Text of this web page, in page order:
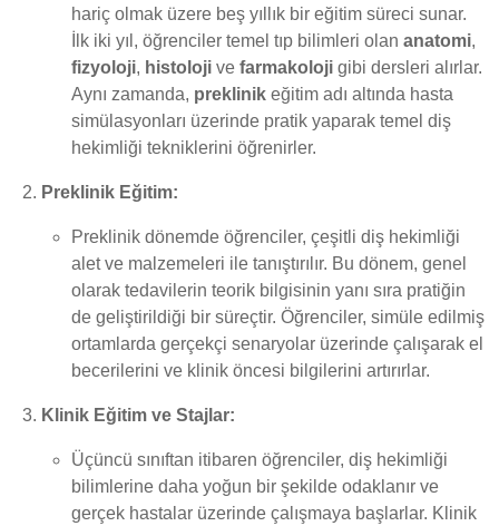
hariç olmak üzere beş yıllık bir eğitim süreci sunar.
İlk iki yıl, öğrenciler temel tıp bilimleri olananatomi,
fizyoloji, histoloji vefarmakoloji gibi dersleri alırlar.
Aynı zamanda, preklinik eğitim adı altında hasta
simülasyonları üzerinde pratik yaparak temel diş
hekimliği tekniklerini öğrenirler.
Preklinik Eğitim:
Preklinik dönemde öğrenciler, çeşitli diş hekimliği
alet ve malzemeleri ile tanıştırılır. Bu dönem, genel
olarak tedavilerin teorik bilgisinin yanı sıra pratiğin
de geliştirildiği bir süreçtir. Öğrenciler, simüle edilmiş
ortamlarda gerçekçi senaryolar üzerinde çalışarak el
becerilerini ve klinik öncesi bilgilerini artırırlar.
Klinik Eğitim ve Stajlar:
Üçüncü sınıftan itibaren öğrenciler, diş hekimliği
bilimlerine daha yoğun bir şekilde odaklanır ve
gerçek hastalar üzerinde çalışmaya başlarlar. Klinik